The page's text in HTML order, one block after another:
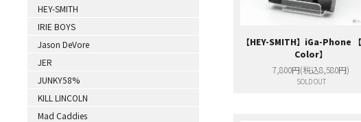
【HEY-SMITH】iGa-Phone
Color】
7,800円(税込8,580円)
SOLD OUT
HEY-SMITH
IRIE BOYS
Jason DeVore
JER
JUNKY58%
KILL LINCOLN
Mad Caddies